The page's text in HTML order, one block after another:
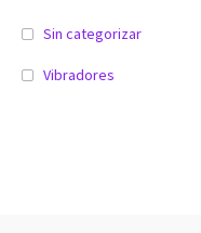
Sin categorizar
Vibradores